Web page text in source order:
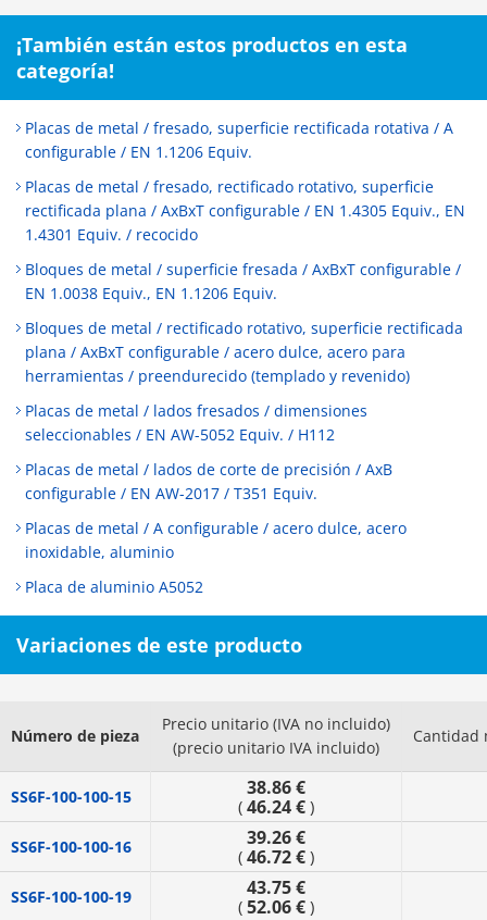
¡También están estos productos en esta
categoría!
Placas de metal / fresado, superficie rectificada rotativa / A
configurable / EN 1.1206 Equiv.
Placas de metal / fresado, rectificado rotativo, superficie
rectificada plana / AxBxT configurable / EN 1.4305 Equiv., EN
1.4301 Equiv. / recocido
Bloques de metal / superficie fresada / AxBxT configurable /
EN 1.0038 Equiv., EN 1.1206 Equiv.
Bloques de metal / rectificado rotativo, superficie rectificada
plana / AxBxT configurable / acero dulce, acero para
herramientas / preendurecido (templado y revenido)
Placas de metal / lados fresados / dimensiones
seleccionables / EN AW-5052 Equiv. / H112
Placas de metal / lados de corte de precisión / AxB
configurable / EN AW-2017 / T351 Equiv.
Placas de metal / A configurable / acero dulce, acero
inoxidable, aluminio
Placa de aluminio A5052
Variaciones de este producto
Número de pieza
Precio unitario (IVA no incluido)
(precio unitario IVA incluido)
Cantidad
SS6F-100-100-15 38.86 €
( 46.24 € )
SS6F-100-100-16 39.26 €
( 46.72 € )
SS6F-100-100-19 43.75 €
( 52.06 € )